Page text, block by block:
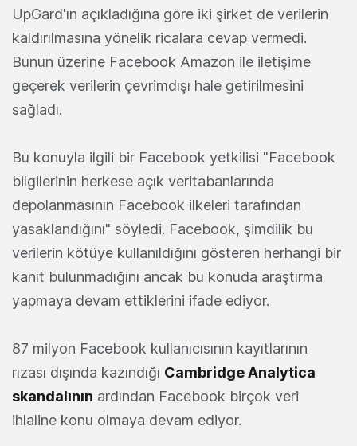
UpGard'ın açıkladığına göre iki şirket de verilerin
kaldırılmasına yönelik ricalara cevap vermedi.
Bunun üzerine Facebook Amazon ile iletişime
geçerek verilerin çevrimdışı hale getirilmesini
sağladı.
Bu konuyla ilgili bir Facebook yetkilisi "Facebook
bilgilerinin herkese açık veritabanlarında
depolanmasının Facebook ilkeleri tarafından
yasaklandığını" söyledi. Facebook, şimdilik bu
verilerin kötüye kullanıldığını gösteren herhangi bir
kanıt bulunmadığını ancak bu konuda araştırma
yapmaya devam ettiklerini ifade ediyor.
87 milyon Facebook kullanıcısının kayıtlarının
rızası dışında kazındığı Cambridge Analytica
skandalının ardından Facebook birçok veri
ihlaline konu olmaya devam ediyor.